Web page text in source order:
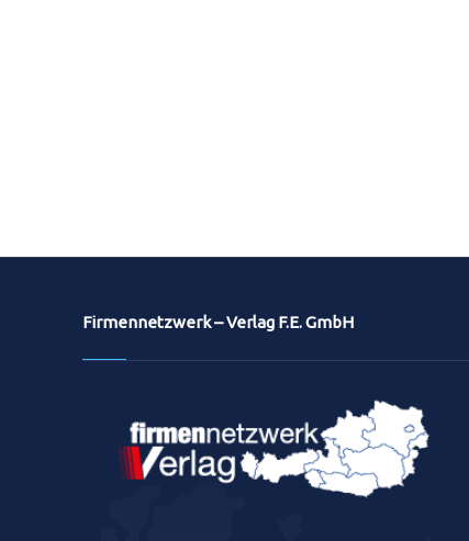
Firmennetzwerk – Verlag F.E. GmbH